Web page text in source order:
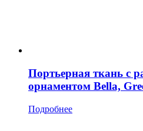
Портьерная ткань с
орнаментом Bella,
Подробнее